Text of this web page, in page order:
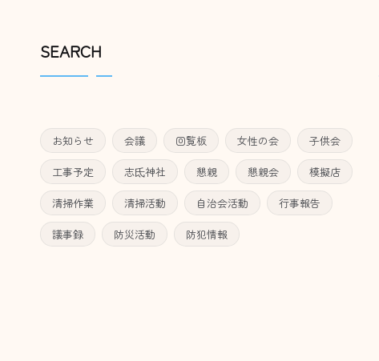
SEARCH
お知らせ 会議 回覧板 女性の会 子供会
工事予定 志氐神社 懇親 懇親会 模擬店
清掃作業 清掃活動 自治会活動 行事報告
議事録 防災活動 防犯情報